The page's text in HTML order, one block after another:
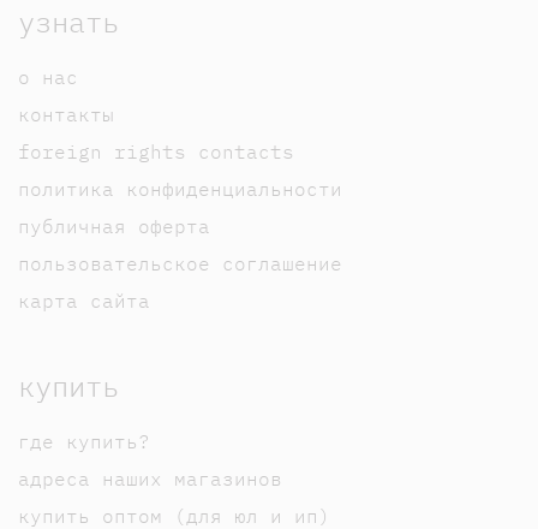
узнать
о нас
контакты
foreign rights contacts
политика конфиденциальности
публичная оферта
пользовательское соглашение
карта сайта
купить
где купить?
адреса наших магазинов
купить оптом (для юл и ип)